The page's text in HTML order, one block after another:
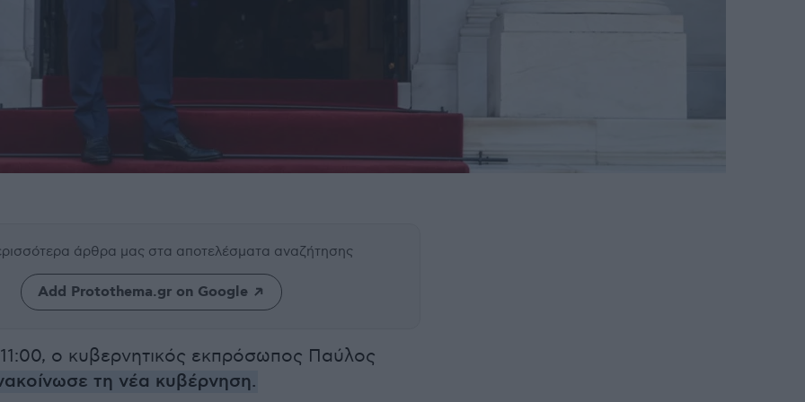
άρθρα μας στα αποτελέσματα αναζήτησης
Add Protothema.gr on Google
11:00, ο κυβερνητικός εκπρόσωπος Παύλος
τη νέα κυβέρνηση.